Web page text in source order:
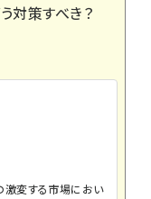
対策すべき？
激変する市場におい